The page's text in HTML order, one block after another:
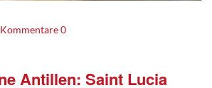
Kommentare 0
Antillen: Saint Lucia